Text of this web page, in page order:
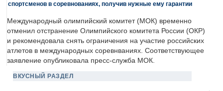
спортсменов в соревнованиях, получив нужные ему гарантии
Международный олимпийский комитет (МОК) временно
отменил отстранение Олимпийского комитета России (ОКР)
и рекомендовала снять ограничения на участие российских
атлетов в международных соревнваниях. Соответствующее
заявление опубликовала пресс-служба МОК.
ВКУСНЫЙ РАЗДЕЛ